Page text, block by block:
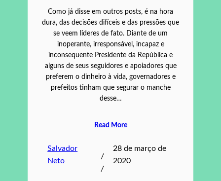
Como já disse em outros posts, é na hora
dura, das decisões difíceis e das pressões que
se veem líderes de fato. Diante de um
inoperante, irresponsável, incapaz e
inconsequente Presidente da República e
alguns de seus seguidores e apoiadores que
preferem o dinheiro à vida, governadores e
prefeitos tinham que segurar o manche
desse…
Read More
Salvador
Neto
/
/
28 de março de
2020